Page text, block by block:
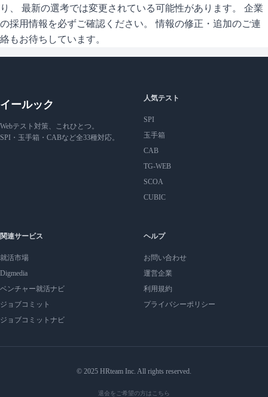
り、 最新の選考では変更されている可能性があります。 企業
の採用情報を必ずご確認ください。 情報の修正・追加のご連
絡もお待ちしています。
イールック
Webテスト対策、これひとつ。
SPI・玉手箱・CABなど全33種対応。
人気テスト
SPI
玉手箱
CAB
TG-WEB
SCOA
CUBIC
関連サービス
就活市場
Digmedia
ベンチャー就活ナビ
ジョブコミット
ジョブコミットナビ
ヘルプ
お問い合わせ
運営企業
利用規約
プライバシーポリシー
© 2025 HRteam Inc. All rights reserved.
退会をご希望の方はこちら